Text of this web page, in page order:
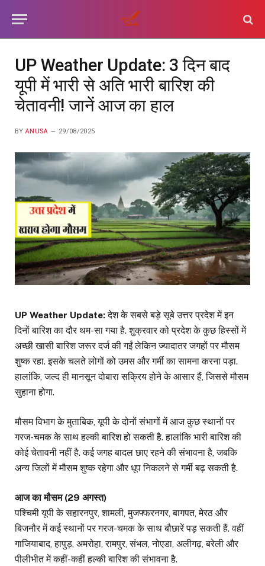
UP Weather Update: 3 दिन बाद
यूपी में भारी से अति भारी बारिश की
चेतावनी! जानें आज का हाल
BY ANUSA 29/08/2025
UP Weather Update:देश के सबसे बड़े सूबे उत्तर प्रदेश में इन
दिनों बारिश का दौर थम-सा गया है. शुक्रवार को प्रदेश के कुछ हिस्सों में
अच्छी खासी बारिश जरूर दर्ज की गईं लेकिन ज्यादातर जगहों पर मौसम
शुष्क रहा. इसके चलते लोगों को उमस और गर्मी का सामना करना पड़ा.
हालांकि, जल्द ही मानसून दोबारा सक्रिय होने के आसार हैं, जिससे मौसम
सुहाना होगा.
मौसम विभाग के मुताबिक, यूपी के दोनों संभागों में आज कुछ स्थानों पर
गरज-चमक के साथ हल्की बारिश हो सकती है. हालांकि भारी बारिश की
कोई चेतावनी नहीं है. कई जगह बादल छाए रहने की संभावना है, जबकि
अन्य जिलों में मौसम शुष्क रहेगा और धूप निकलने से गर्मी बढ़ सकती है.
आज का मौसम (29 अगस्त)
पश्चिमी यूपी के सहारनपुर, शामली, मुजफ्फरनगर, बागपत, मेरठ और
बिजनौर में कई स्थानों पर गरज-चमक के साथ बौछारें पड़ सकती हैं. वहीं
गाजियाबाद, हापुड़, अमरोहा, रामपुर, संभल, नोएडा, अलीगढ़, बरेली और
पीलीभीत में कहीं-कहीं हल्की बारिश की संभावना है.